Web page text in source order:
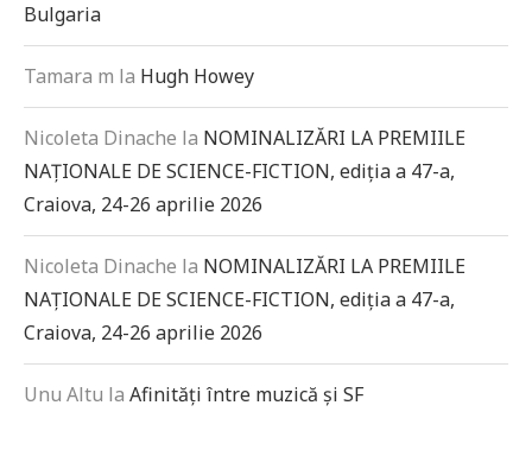
Bulgaria
Tamara m la Hugh Howey
Nicoleta Dinache la NOMINALIZĂRI LA PREMIILE
NAȚIONALE DE SCIENCE-FICTION, ediția a 47-a,
Craiova, 24-26 aprilie 2026
Nicoleta Dinache la NOMINALIZĂRI LA PREMIILE
NAȚIONALE DE SCIENCE-FICTION, ediția a 47-a,
Craiova, 24-26 aprilie 2026
Unu Altu la Afinități între muzică și SF